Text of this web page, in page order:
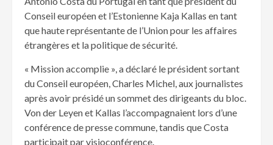
Conseil européen et l’Estonienne Kaja Kallas en tant
que haute représentante de l’Union pour les affaires
étrangères et la politique de sécurité.
« Mission accomplie », a déclaré le président sortant
du Conseil européen, Charles Michel, aux journalistes
après avoir présidé un sommet des dirigeants du bloc.
Von der Leyen et Kallas l’accompagnaient lors d’une
conférence de presse commune, tandis que Costa
participait par visioconférence.